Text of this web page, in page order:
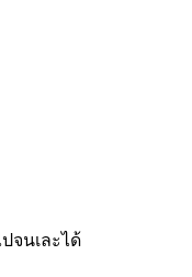
จนเละได้